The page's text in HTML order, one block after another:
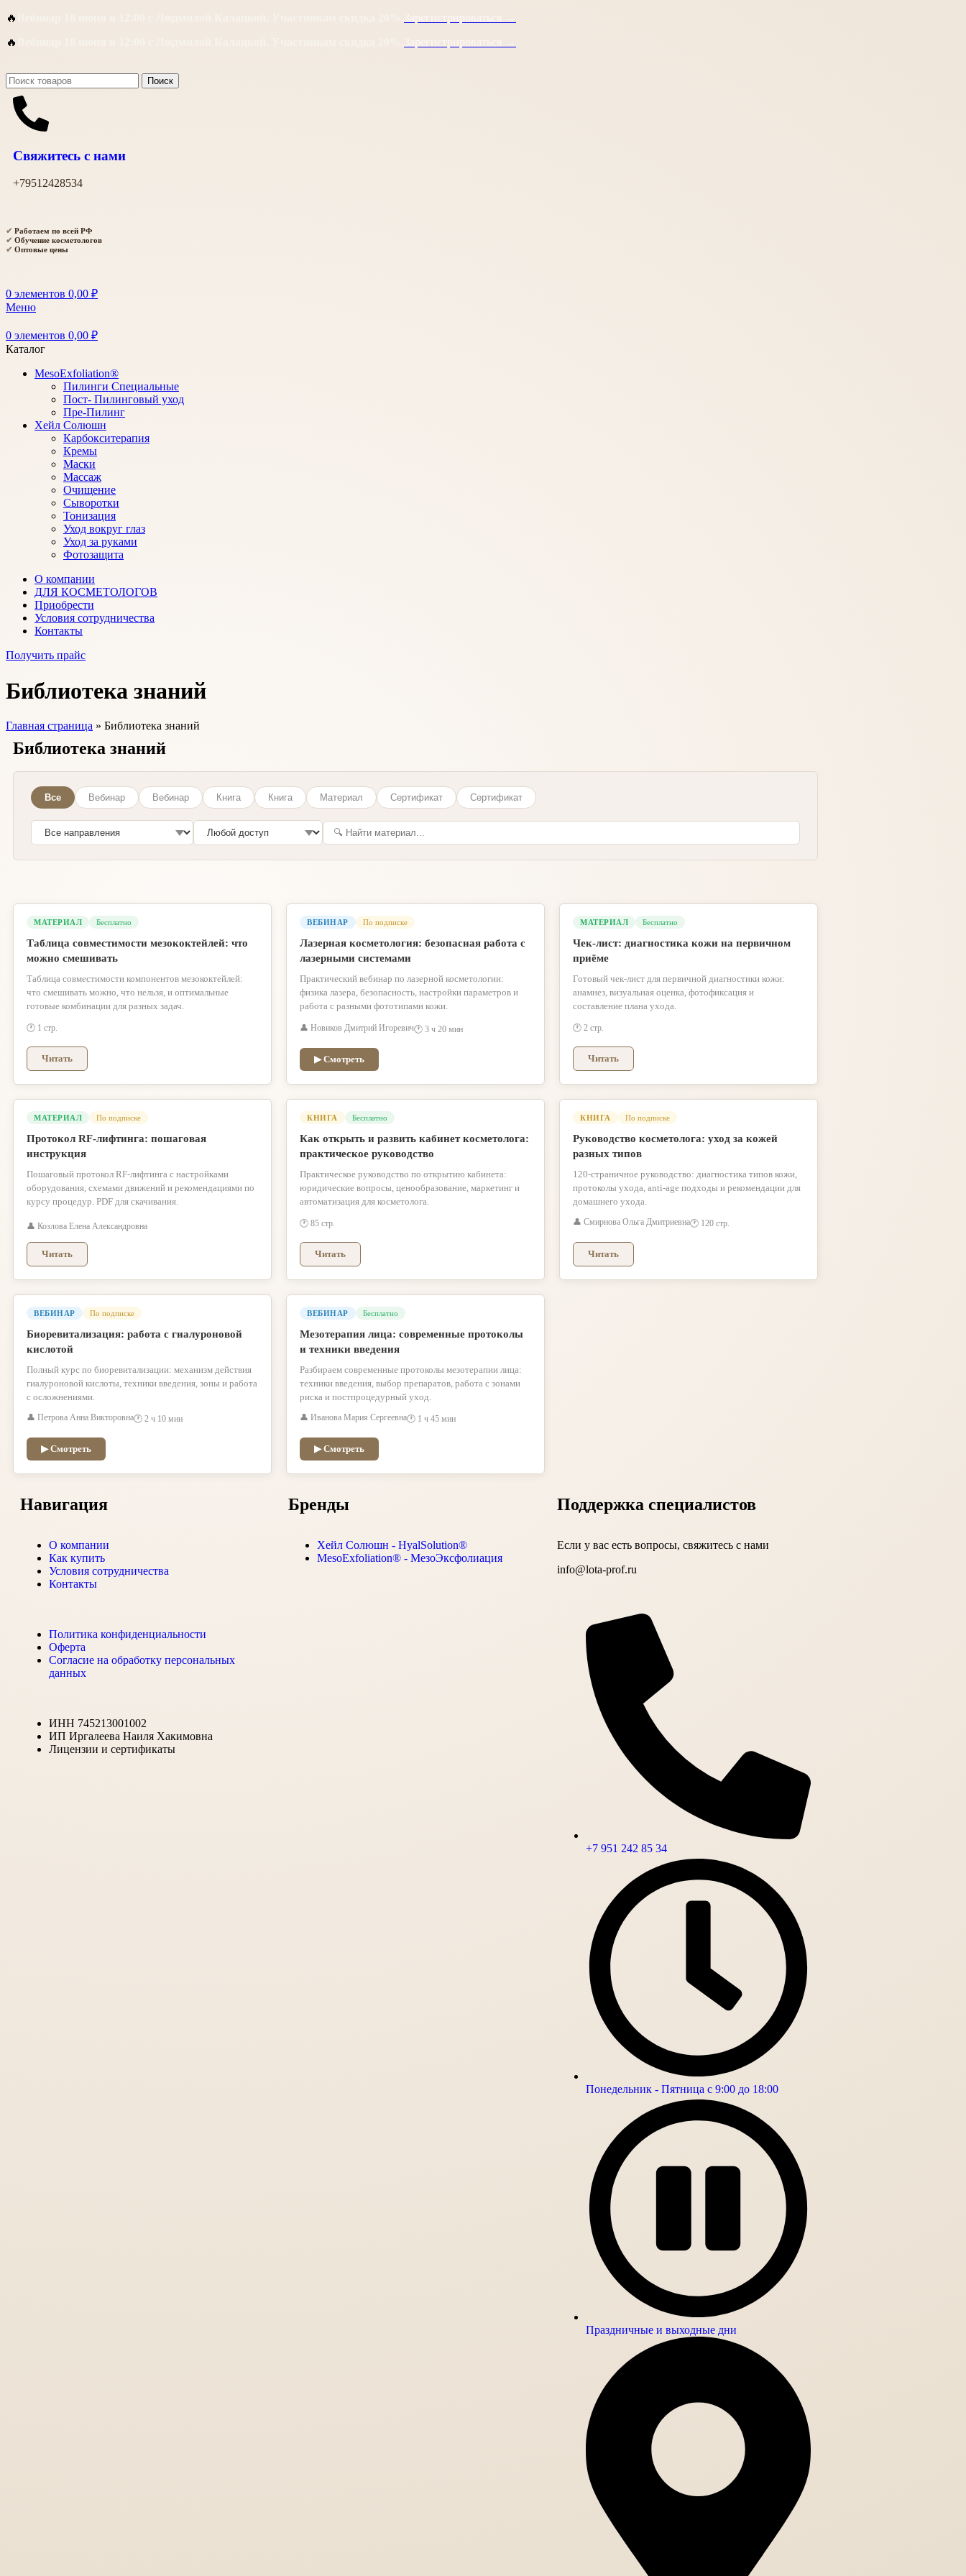
🔥
Зарегистрироваться →
🔥
Зарегистрироваться →
Поиск
Свяжитесь с нами
+79512428534
✔ Работаем по всей РФ
✔ Обучение косметологов
✔ Оптовые цены
0 элементов 0,00 ₽
Меню
0 элементов 0,00 ₽
Каталог
MesoExfoliation®
Пилинги Специальные
Пост- Пилинговый уход
Пре-Пилинг
Хейл Солюшн
Карбокситерапия
Кремы
Маски
Массаж
Очищение
Сыворотки
Тонизация
Уход вокруг глаз
Уход за руками
Фотозащита
О компании
ДЛЯ КОСМЕТОЛОГОВ
Приобрести
Условия сотрудничества
Контакты
Получить прайс
Библиотека знаний
Главная страница » Библиотека знаний
Библиотека знаний
Все Вебинар Вебинар Книга Книга Материал Сертификат Сертификат
МАТЕРИАЛ Бесплатно
Таблица совместимости мезококтейлей: что
можно смешивать
Таблица совместимости компонентов мезококтейлей:
что смешивать можно, что нельзя, и оптимальные
готовые комбинации для разных задач.
🕐 1 стр.
Читать
ВЕБИНАР По подписке
Лазерная косметология: безопасная работа с
лазерными системами
Практический вебинар по лазерной косметологии:
физика лазера, безопасность, настройки параметров и
работа с разными фототипами кожи.
👤 Новиков Дмитрий Игоревич🕐 3 ч 20 мин
▶ Смотреть
МАТЕРИАЛ Бесплатно
Чек-лист: диагностика кожи на первичном
приёме
Готовый чек-лист для первичной диагностики кожи:
анамнез, визуальная оценка, фотофиксация и
составление плана ухода.
🕐 2 стр.
Читать
МАТЕРИАЛ По подписке
Протокол RF-лифтинга: пошаговая
инструкция
Пошаговый протокол RF-лифтинга с настройками
оборудования, схемами движений и рекомендациями по
курсу процедур. PDF для скачивания.
👤 Козлова Елена Александровна
Читать
КНИГА Бесплатно
Как открыть и развить кабинет косметолога:
практическое руководство
Практическое руководство по открытию кабинета:
юридические вопросы, ценообразование, маркетинг и
автоматизация для косметолога.
🕐 85 стр.
Читать
КНИГА По подписке
Руководство косметолога: уход за кожей
разных типов
120-страничное руководство: диагностика типов кожи,
протоколы ухода, anti-age подходы и рекомендации для
домашнего ухода.
👤 Смирнова Ольга Дмитриевна🕐 120 стр.
Читать
ВЕБИНАР По подписке
Биоревитализация: работа с гиалуроновой
кислотой
Полный курс по биоревитализации: механизм действия
гиалуроновой кислоты, техники введения, зоны и работа
с осложнениями.
👤 Петрова Анна Викторовна🕐 2 ч 10 мин
▶ Смотреть
ВЕБИНАР Бесплатно
Мезотерапия лица: современные протоколы
и техники введения
Разбираем современные протоколы мезотерапии лица:
техники введения, выбор препаратов, работа с зонами
риска и постпроцедурный уход.
👤 Иванова Мария Сергеевна🕐 1 ч 45 мин
▶ Смотреть
Навигация
О компании
Как купить
Условия сотрудничества
Контакты
Политика конфиденциальности
Оферта
Согласие на обработку персональных
данных
ИНН 745213001002
ИП Иргалеева Наиля Хакимовна
Лицензии и сертификаты
Бренды
Хейл Солюшн - HyalSolution®
MesoExfoliation® - МезоЭксфолиация
Поддержка специалистов
Если у вас есть вопросы, свяжитесь с нами
info@lota-prof.ru
+7 951 242 85 34
Понедельник - Пятница с 9:00 до 18:00
Праздничные и выходные дни